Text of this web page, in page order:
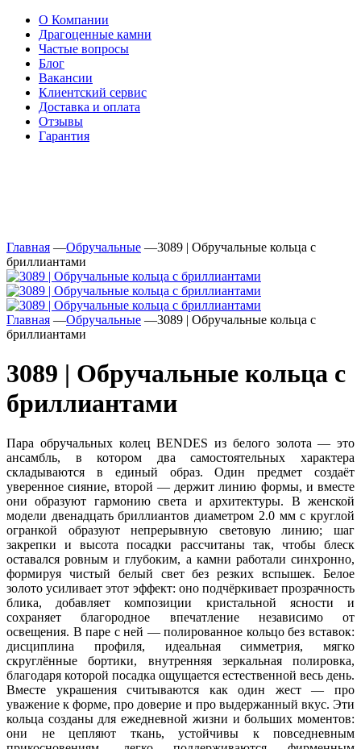
О Компании
Драгоценные камни
Частые вопросы
Блог
Вакансии
Клиентский сервис
Доставка и оплата
Отзывы
Гарантия
Главная —Обручальные —3089 | Обручальные кольца с
бриллиантами
Главная —Обручальные —3089 | Обручальные кольца с
бриллиантами
3089 | Обручальные кольца с
бриллиантами
Пара обручальных колец BENDES из белого золота — это
ансамбль, в котором два самостоятельных характера
складываются в единый образ. Один предмет создаёт
уверенное сияние, второй — держит линию формы, и вместе
они образуют гармонию света и архитектуры. В женской
модели двенадцать бриллиантов диаметром 2.0 мм с круглой
огранкой образуют непрерывную световую линию; шаг
закрепки и высота посадки рассчитаны так, чтобы блеск
оставался ровным и глубоким, а камни работали синхронно,
формируя чистый белый свет без резких вспышек. Белое
золото усиливает этот эффект: оно подчёркивает прозрачность
блика, добавляет композиции кристальной ясности и
сохраняет благородное впечатление независимо от
освещения. В паре с ней — полированное кольцо без вставок:
дисциплина профиля, идеальная симметрия, мягко
скруглённые бортики, внутренняя зеркальная полировка,
благодаря которой посадка ощущается естественной весь день.
Вместе украшения считываются как один жест — про
уважение к форме, про доверие и про выдержанный вкус. Эти
кольца созданы для ежедневной жизни и больших моментов:
они не цепляют ткань, устойчивы к повседневным